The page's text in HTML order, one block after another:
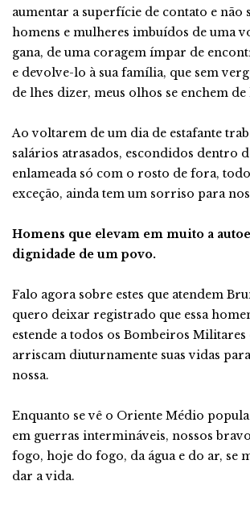
aumentar a superfície de contato e não
homens e mulheres imbuídos de uma
gana, de uma coragem ímpar de
e devolve-lo à sua família, que sem
de lhes dizer, meus olhos se enchem
Ao voltarem de um dia de estafante
salários atrasados, escondidos dentro
enlameada só com o rosto de fora,
exceção, ainda tem um sorriso para
Homens que elevam em muito a
dignidade de um povo.
Falo agora sobre estes que atendem
quero deixar registrado que essa
estende a todos os Bombeiros Militares
arriscam diuturnamente suas vidas
nossa.
Enquanto se vê o Oriente Médio
em guerras intermináveis, nossos
fogo, hoje do fogo, da água e do ar, se
dar a vida.